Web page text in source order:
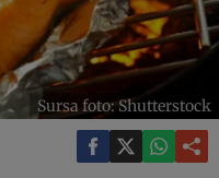
Sursa foto: Shutterstock